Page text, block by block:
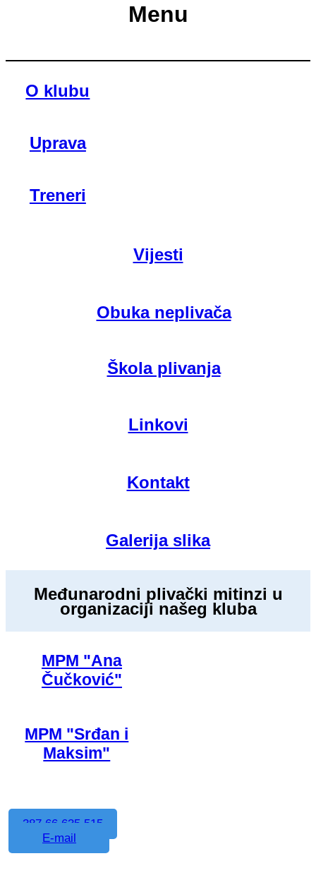
Menu
O klubu
Uprava
Treneri
Vijesti
Obuka neplivača
Škola plivanja
Linkovi
Kontakt
Galerija slika
Međunarodni plivački mitinzi u
organizaciji našeg kluba
MPM "Ana
Čučković"
MPM "Srđan i
Maksim"
387 66 635 515
E-mail